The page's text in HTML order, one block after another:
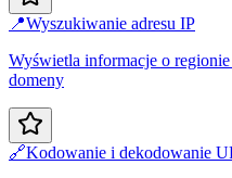
📍Wyszukiwanie adresu IP
Wyświetla informacje o
domeny
🔗Kodowanie i dekodowanie